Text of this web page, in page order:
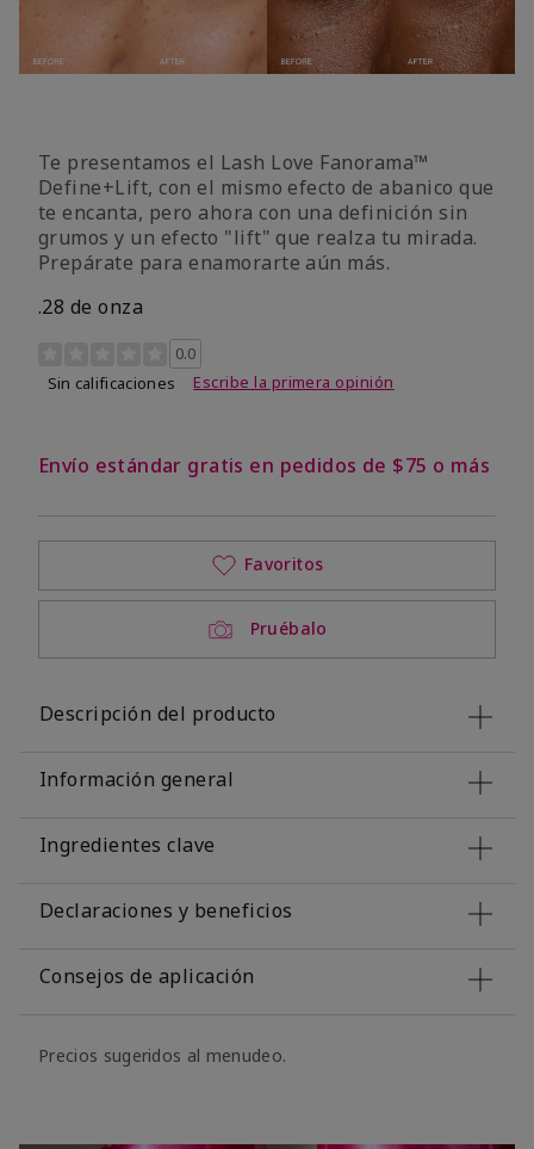
Te presentamos el Lash Love Fanorama™
Define+Lift, con el mismo efecto de abanico que
te encanta, pero ahora con una definición sin
grumos y un efecto "lift" que realza tu mirada.
Prepárate para enamorarte aún más.
.28 de onza
Calificación de clientes de 3,4 de 5
0.0
Sin calificaciones
Escribe la primera opinión
Envío estándar gratis en pedidos de $75 o más
Pruébalo
Favoritos
Descripción del producto
Información general
Ingredientes clave
Declaraciones y beneficios
Consejos de aplicación
Precios sugeridos al menudeo.